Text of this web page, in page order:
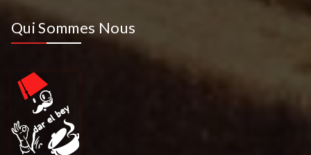
Qui Sommes Nous